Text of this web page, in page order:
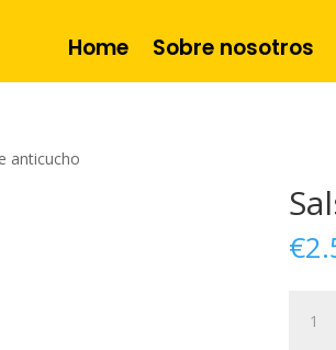
Home Sobre nosotros
anticucho
€